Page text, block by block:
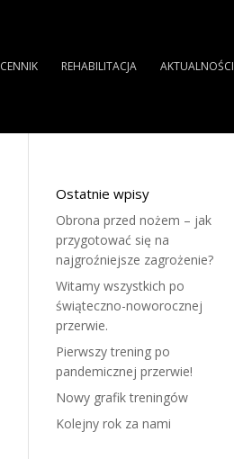
CENNIK REHABILITACJA AKTUALNOŚCI
Ostatnie wpisy
Obrona przed nożem – jak
przygotować się na
najgroźniejsze zagrożenie?
Witamy wszystkich po
świąteczno-noworocznej
przerwie.
Pierwszy trening po
pandemicznej przerwie!
Nowy grafik treningów
Kolejny rok za nami